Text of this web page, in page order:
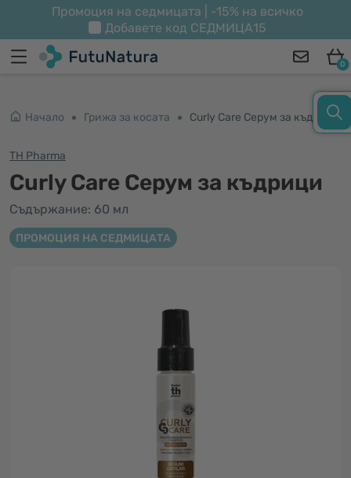
Промоция на седмицата | -15% на всичко
Добавете код СЕДМИЦА15
0
Начало Грижа за косата
TH Pharma
Curly Care Серум за къдрици
Съдържание: 60 мл
ПРОМОЦИЯ НА СЕДМИЦАТА